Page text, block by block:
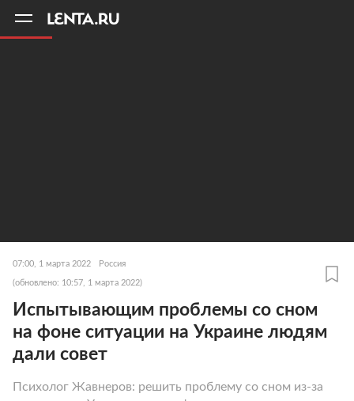
07:00, 1 марта 2022 Россия
(обновлено: 10:57, 1 марта 2022)
Испытывающим проблемы со сном
на фоне ситуации на Украине людям
дали совет
Психолог Жавнеров: решить проблему со сном из-за